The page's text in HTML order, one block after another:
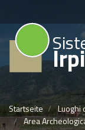
Startseite
Luoghi
Area